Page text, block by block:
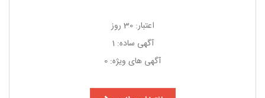
اعتبار: 30 روز
آگهی ساده: 1
آگهی های ویژه: 0